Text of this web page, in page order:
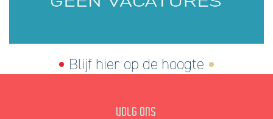
Blijf hier op de hoogte
VOLG ONS